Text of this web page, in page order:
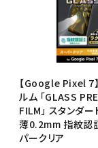
【Google Pixel 7
ルム 「GLASS
FILM」 スタンダー
薄0.2mm 指紋認
パークリア